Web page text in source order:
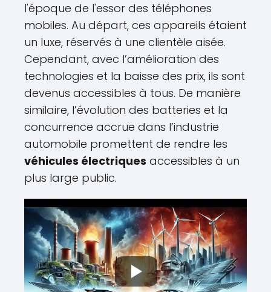
l'époque de l'essor des téléphones
mobiles. Au départ, ces appareils étaient
un luxe, réservés à une clientèle aisée.
Cependant, avec l’amélioration des
technologies et la baisse des prix, ils sont
devenus accessibles à tous. De manière
similaire, l’évolution des batteries et la
concurrence accrue dans l’industrie
automobile promettent de rendre les
véhicules électriques accessibles à un
plus large public.